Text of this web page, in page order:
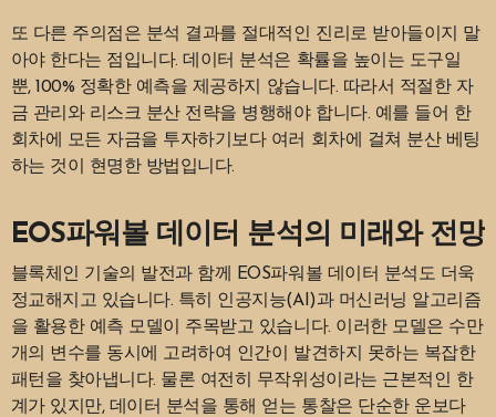
또 다른 주의점은 분석 결과를 절대적인 진리로 받아들이지 말
아야 한다는 점입니다. 데이터 분석은 확률을 높이는 도구일
뿐, 100% 정확한 예측을 제공하지 않습니다. 따라서 적절한 자
금 관리와 리스크 분산 전략을 병행해야 합니다. 예를 들어 한
회차에 모든 자금을 투자하기보다 여러 회차에 걸쳐 분산 베팅
하는 것이 현명한 방법입니다.
EOS파워볼 데이터 분석의 미래와 전망
블록체인 기술의 발전과 함께 EOS파워볼 데이터 분석도 더욱
정교해지고 있습니다. 특히 인공지능(AI)과 머신러닝 알고리즘
을 활용한 예측 모델이 주목받고 있습니다. 이러한 모델은 수만
개의 변수를 동시에 고려하여 인간이 발견하지 못하는 복잡한
패턴을 찾아냅니다. 물론 여전히 무작위성이라는 근본적인 한
계가 있지만, 데이터 분석을 통해 얻는 통찰은 단순한 운보다